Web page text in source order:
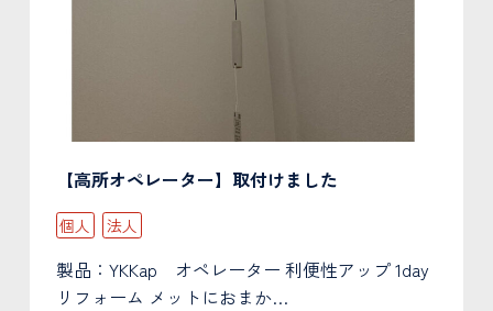
【高所オペレーター】取付けました
個人 法人
製品：YKKap オペレーター 利便性アップ 1day
リフォーム メットにおまか…